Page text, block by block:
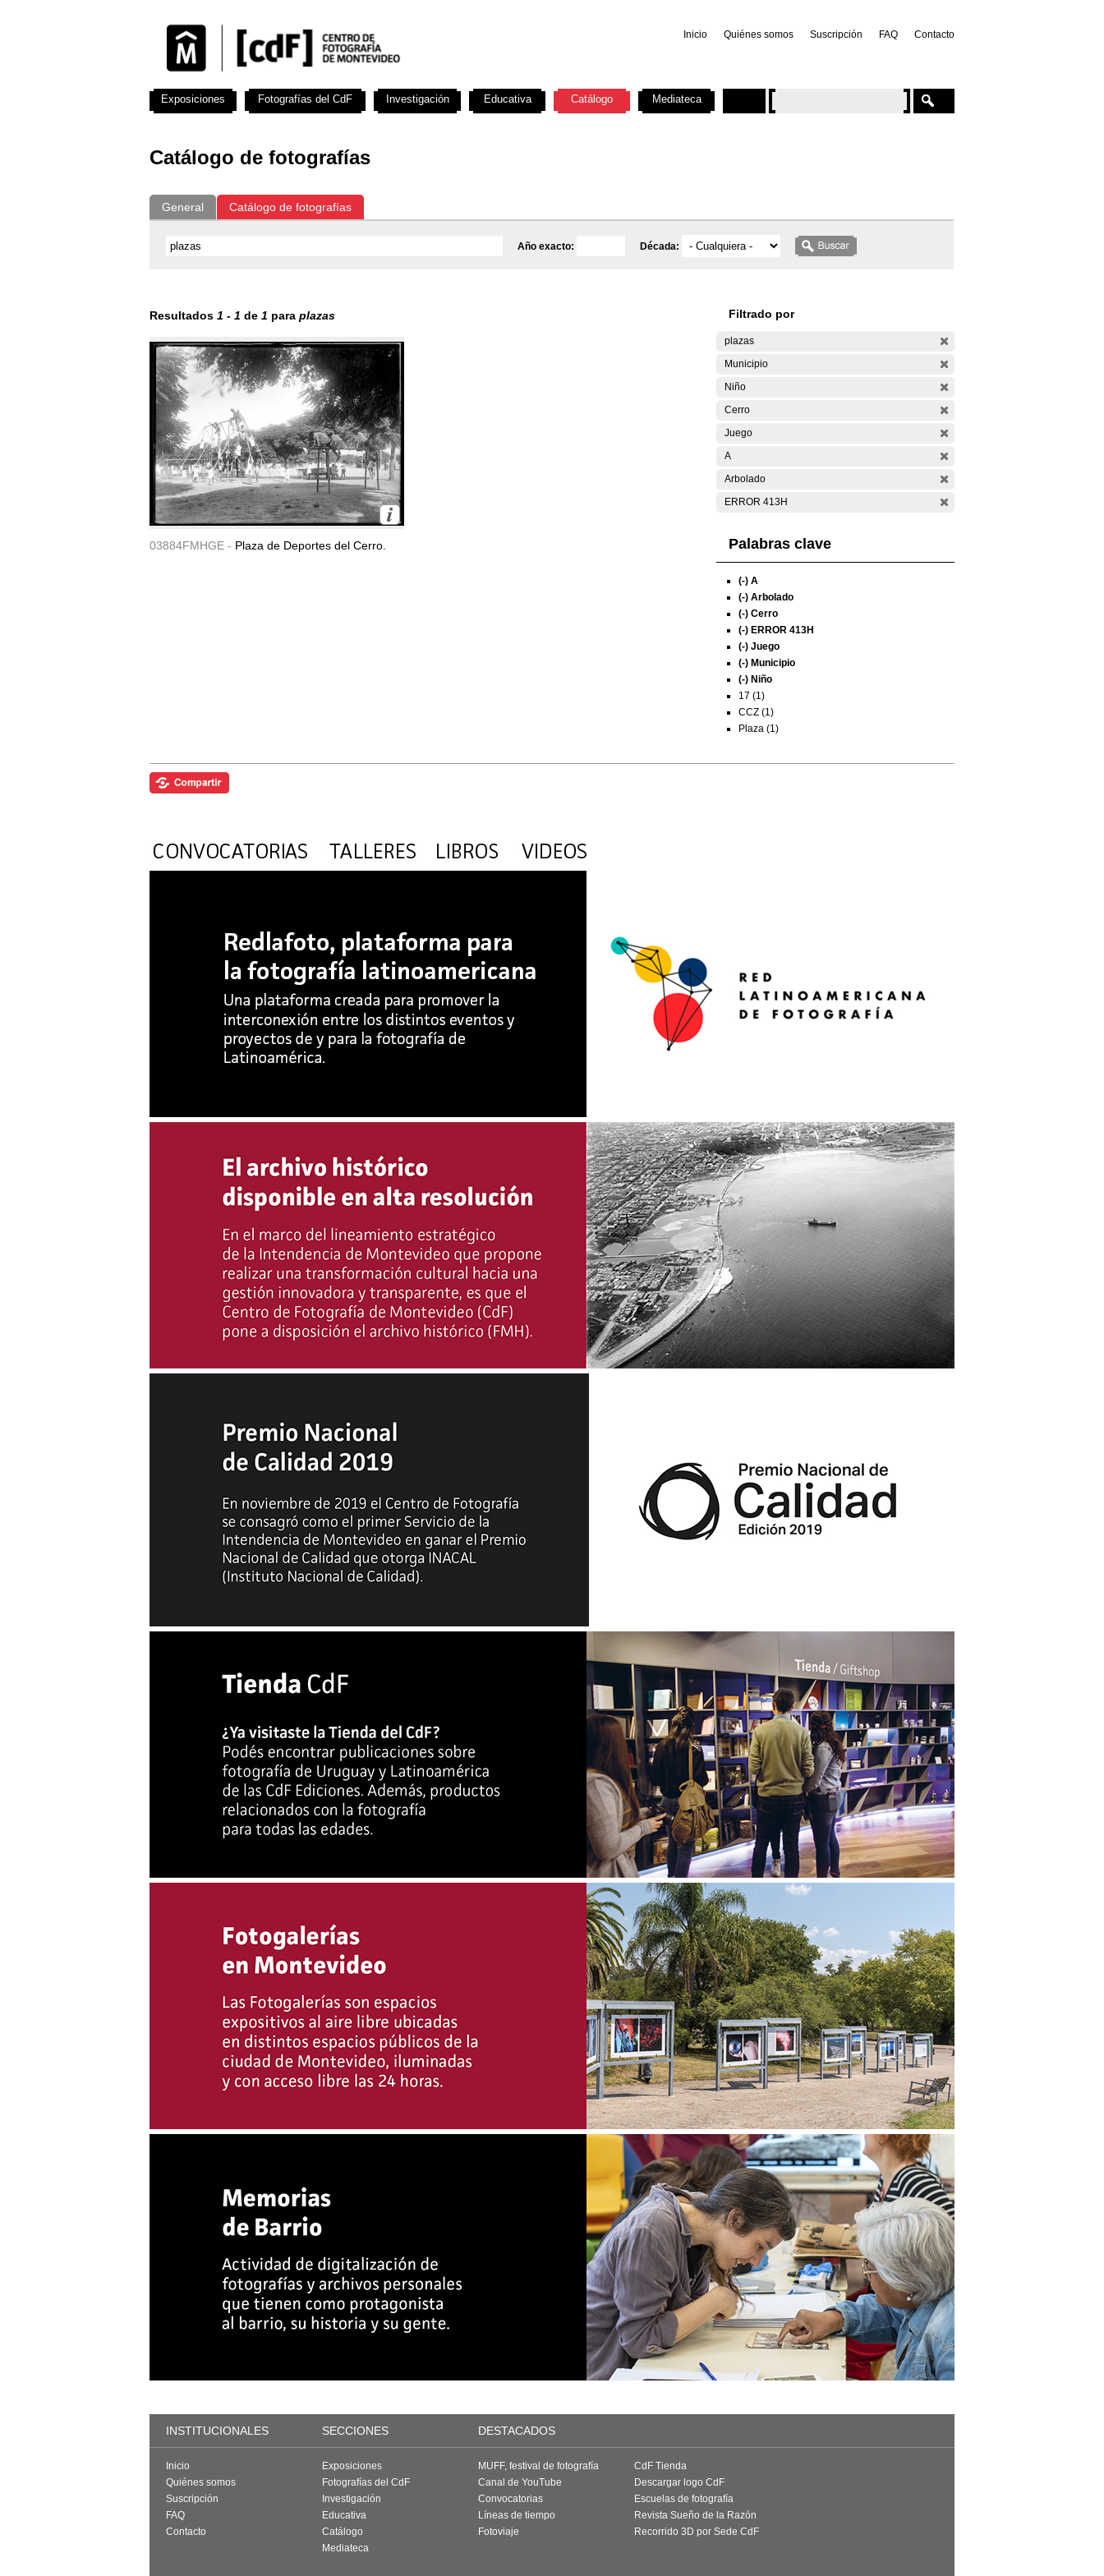
Inicio Quiénes somos Suscripción FAQ Contacto
Catálogo de fotografías
General Catálogo de fotografías
Año exacto: Década:
Resultados 1 - 1 de 1 para plazas
03884FMHGE - Plaza de Deportes del Cerro.
Filtrado por
plazas
Municipio
Niño
Cerro
Juego
A
Arbolado
ERROR 413H
Palabras clave
(-) A
(-) Arbolado
(-) Cerro
(-) ERROR 413H
(-) Juego
(-) Municipio
(-) Niño
17 (1)
CCZ (1)
Plaza (1)
Exposiciones Fotografías del CdF Investigación Educativa Catálogo Mediateca
INSTITUCIONALES SECCIONES DESTACADOS
Inicio
Quiénes somos
Suscripción
FAQ
Contacto
Exposiciones
Fotografías del CdF
Investigación
Educativa
Catálogo
Mediateca
MUFF, festival de fotografía
Canal de YouTube
Convocatorias
Líneas de tiempo
Fotoviaje
CdF Tienda
Descargar logo CdF
Escuelas de fotografía
Revista Sueño de la Razón
Recorrido 3D por Sede CdF